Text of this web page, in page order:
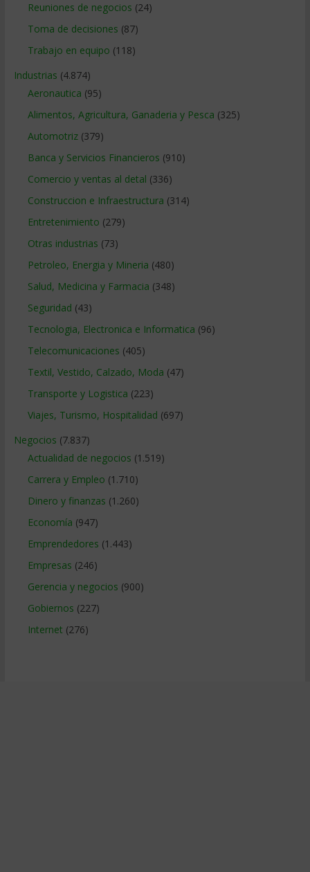
Reuniones de negocios (24)
Toma de decisiones (87)
Trabajo en equipo (118)
Industrias (4.874)
Aeronautica (95)
Alimentos, Agricultura, Ganaderia y Pesca (325)
Automotriz(379)
Banca y Servicios Financieros (910)
Comercio y ventas al detal (336)
Construccion e Infraestructura (314)
Entretenimiento (279)
Otras industrias (73)
Petroleo, Energia y Mineria (480)
Salud, Medicina y Farmacia (348)
Seguridad (43)
Tecnologia, Electronica e Informatica (96)
Telecomunicaciones (405)
Textil, Vestido, Calzado, Moda (47)
Transporte y Logistica (223)
Viajes, Turismo, Hospitalidad (697)
Negocios (7.837)
Actualidad de negocios (1.519)
Carrera y Empleo (1.710)
Dinero y finanzas (1.260)
Economía (947)
Emprendedores (1.443)
Empresas (246)
Gerencia y negocios (900)
Gobiernos (227)
Internet (276)